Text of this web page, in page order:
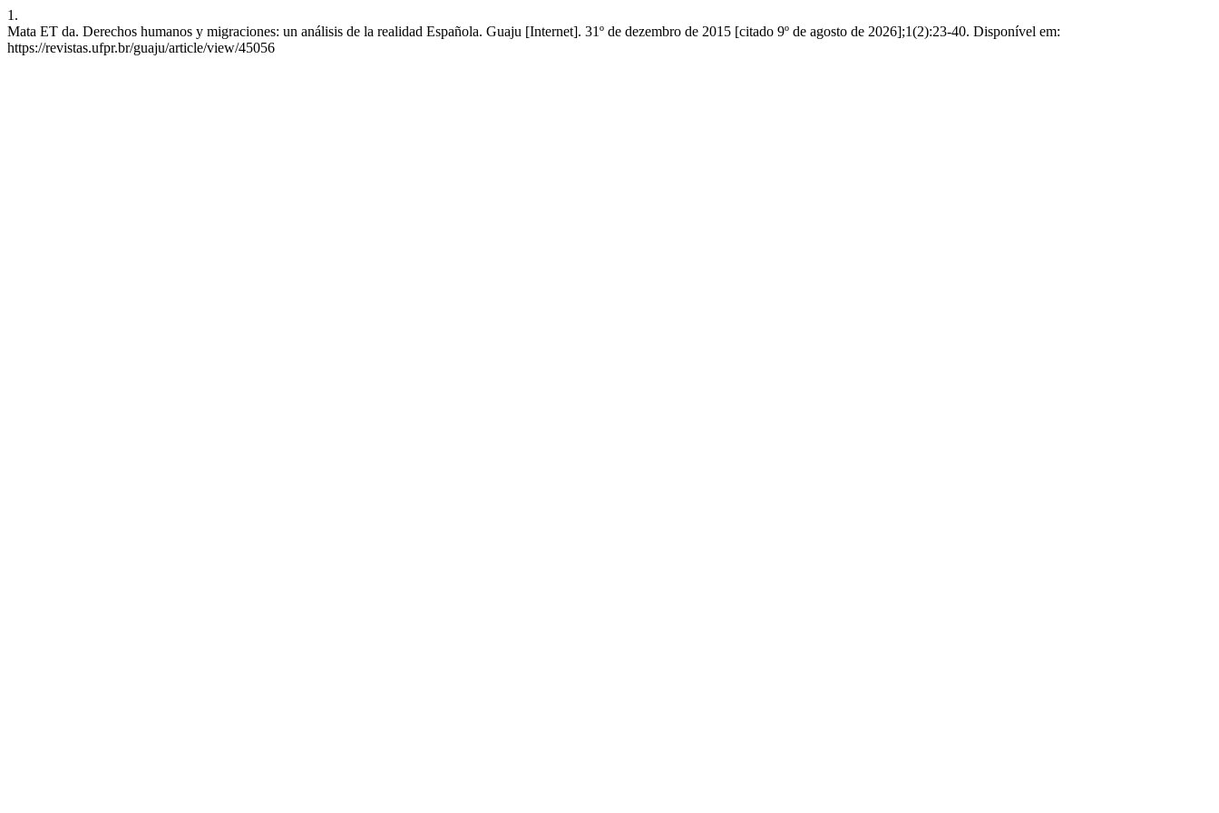
1.
Mata ET da. Derechos humanos y migraciones: un análisis de la realidad Española. Guaju [Internet]. 31º de dezembro de 2015 [citado 9º de agosto de 2026];1(2):23-40. Disponível em:
https://revistas.ufpr.br/guaju/article/view/45056